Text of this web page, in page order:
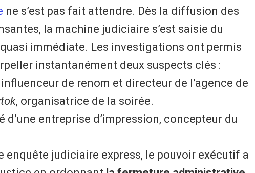
ne s’est pas fait attendre. Dès la diffusion des
la machine judiciaire s’est saisie du
immédiate. Les investigations ont permis
instantanément deux suspects clés :
influenceur de renom et directeur de l’agence de
, organisatrice de la soirée.
d’une entreprise d’impression, concepteur du
enquête judiciaire express, le pouvoir exécutif a